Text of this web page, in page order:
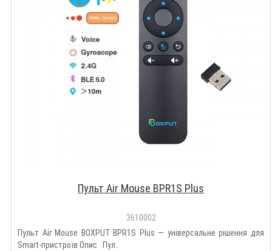
Пульт Air Mouse BPR1S Plus
3610002
Пульт Air Mouse BOXPUT BPR1S Plus — універсальне рішення для
Smart-пристроїв Опис Пул..